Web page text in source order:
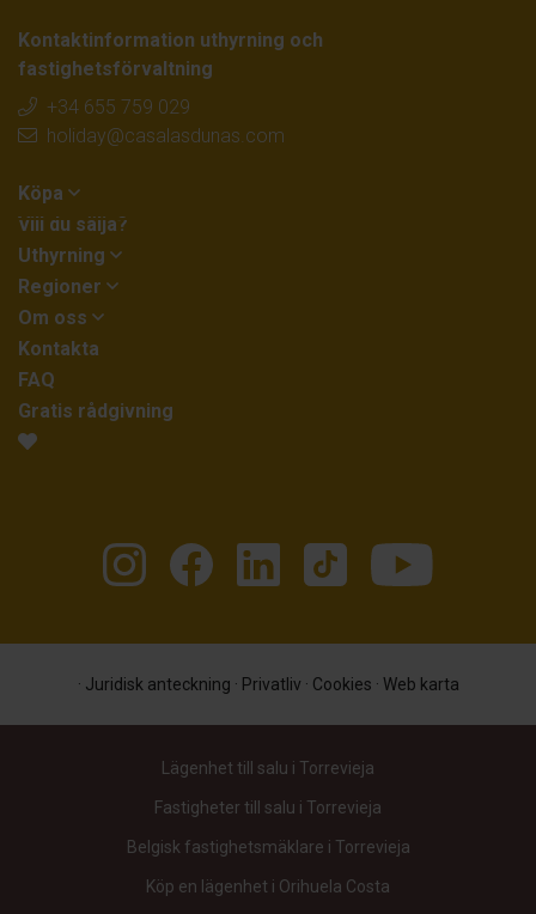
Kontaktinformation uthyrning och
fastighetsförvaltning
+34 655 759 029
holiday@casalasdunas.com
Köpa
Vill du sälja?
Uthyrning
Regioner
Om oss
Kontakta
FAQ
Gratis rådgivning
· Juridisk anteckning · Privatliv · Cookies · Web karta
Lägenhet till salu i Torrevieja
Fastigheter till salu i Torrevieja
Belgisk fastighetsmäklare i Torrevieja
Köp en lägenhet i Orihuela Costa